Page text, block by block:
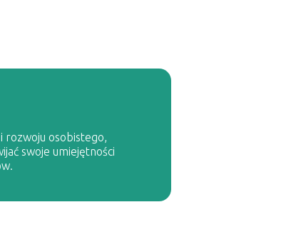
rozwoju osobistego,
swoje umiejętności